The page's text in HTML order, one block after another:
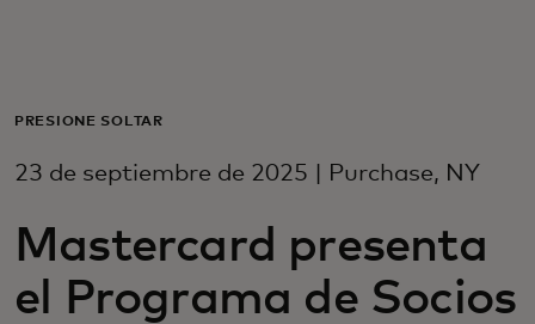
Para empresas
Para innovadores
PRESIONE SOLTAR
23 de septiembre de 2025 | Purchase, NY
Mastercard presenta
el Programa de Socios